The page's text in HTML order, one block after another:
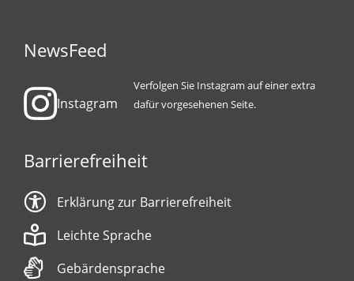
NewsFeed
Instagram
Verfolgen Sie Instagram auf einer extra
dafür vorgesehenen Seite.
Barrierefreiheit
Erklärung zur Barrierefreiheit
Leichte Sprache
Gebärdensprache